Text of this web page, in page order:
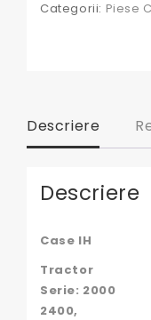
B110963,
Categorii: Piese
Descriere
Descriere
Case IH
Tractor
Serie: 2000
2400,